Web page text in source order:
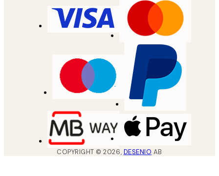
COPYRIGHT ©2026, DESENIO AB